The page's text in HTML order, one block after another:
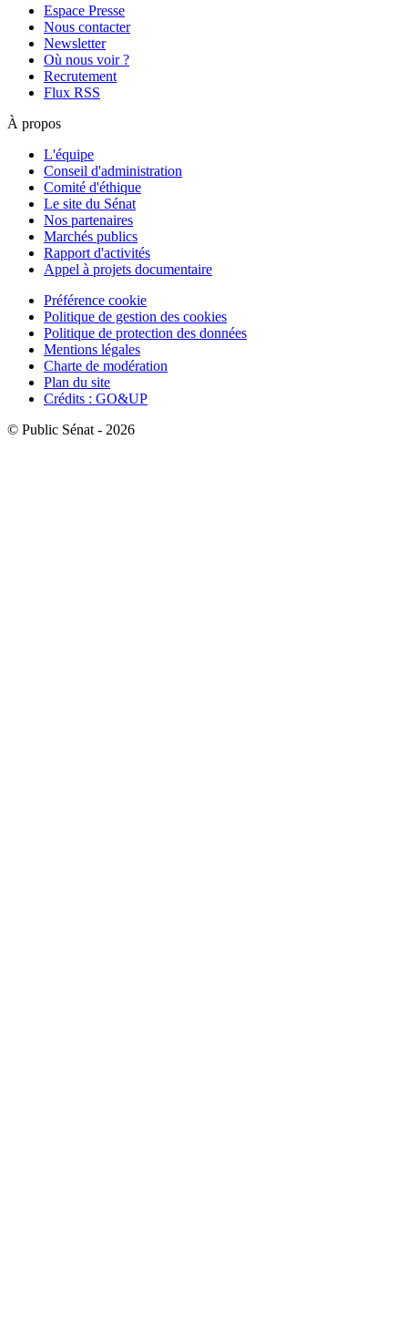
Espace Presse
Nous contacter
Newsletter
Où nous voir ?
Recrutement
Flux RSS
À propos
L'équipe
Conseil d'administration
Comité d'éthique
Le site du Sénat
Nos partenaires
Marchés publics
Rapport d'activités
Appel à projets documentaire
Préférence cookie
Politique de gestion des cookies
Politique de protection des données
Mentions légales
Charte de modération
Plan du site
Crédits : GO&UP
© Public Sénat - 2026